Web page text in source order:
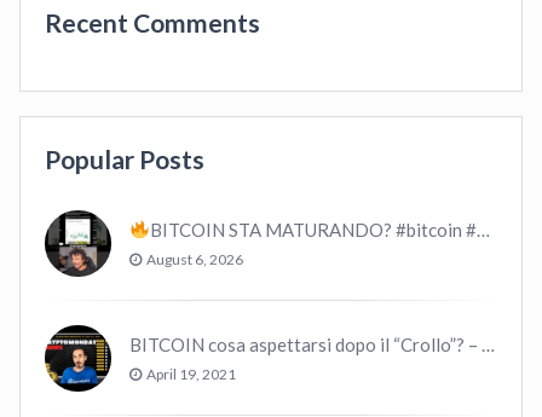
Recent Comments
Popular Posts
BITCOIN STA MATURANDO? #bitcoin #crypto #trading
August 6, 2026
BITCOIN cosa aspettarsi dopo il “Crollo”? – CryptoMonday NEWS w16/’21
April 19, 2021